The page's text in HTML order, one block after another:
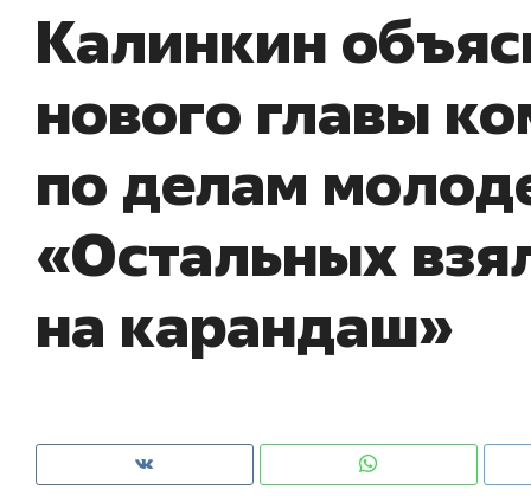
Калинкин
нового главы
по делам
«Остальных
на карандаш»
правил, бизнес может
потерять минимум
Как бизнесу выйти на зарубежные
чем интересен Оман?